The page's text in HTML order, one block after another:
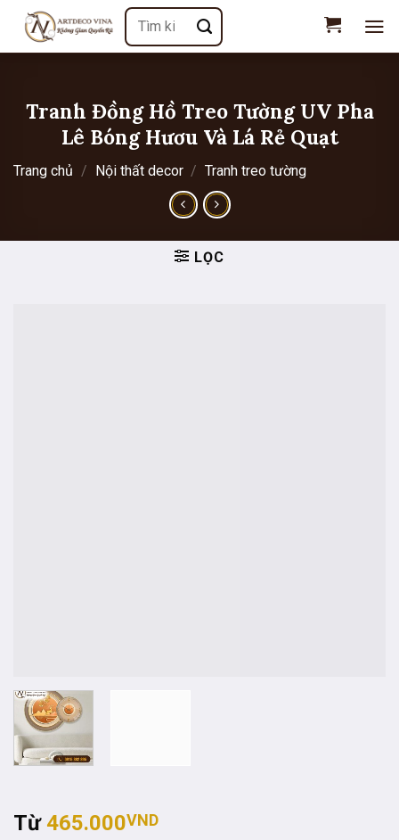
Chuyển
nội
Tìm
kiếm:
Tranh Đồng Hồ Treo Tường UV Pha
Lê Bóng Hươu Và Lá Rẻ Quạt
Trang chủ / Nội thất decor / Tranh treo tường
LỌC
Từ465.000VND